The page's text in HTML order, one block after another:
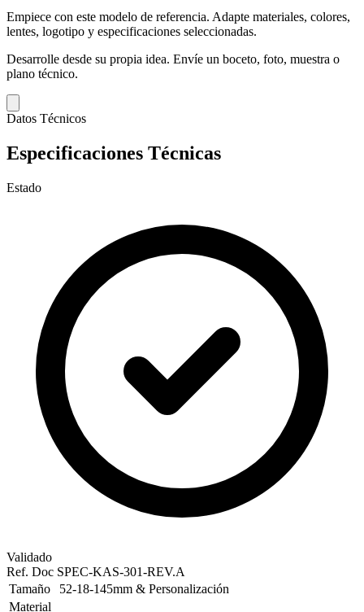
Empiece con este modelo de referencia. Adapte materiales, colores,
lentes, logotipo y especificaciones seleccionadas.
Desarrolle desde su propia idea. Envíe un boceto, foto, muestra o
plano técnico.
Datos Técnicos
Especificaciones Técnicas
Estado
Validado
Ref. Doc SPEC-KAS-301-REV.A
Tamaño
52-18-145mm & Personalización
Material